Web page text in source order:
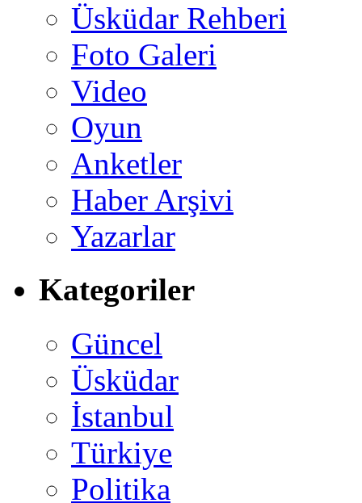
Üsküdar Rehberi
Foto Galeri
Video
Oyun
Anketler
Haber Arşivi
Yazarlar
Kategoriler
Güncel
Üsküdar
İstanbul
Türkiye
Politika